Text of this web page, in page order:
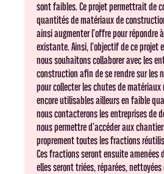
sont faibles. Ce projet permettrait de
quantités de matériaux de
ainsi augmenter l’offre pour répondre
existante. Ainsi, l’objectif de ce projet
nous souhaitons collaborer avec les
construction afin de se rendre sur les
pour collecter les chutes de
encore utilisables ailleurs en faible
nous contacterons les entreprises de
nous permettre d’accéder aux
proprement toutes les fractions
Ces fractions seront ensuite amenées
elles seront triées, réparées,